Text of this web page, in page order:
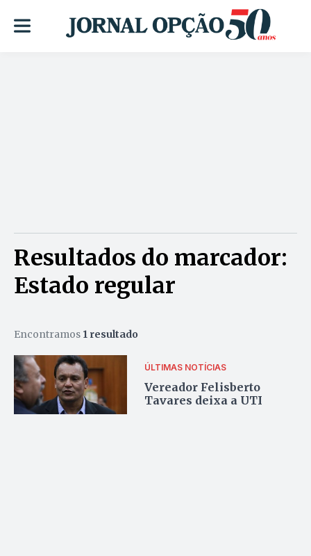
Resultados do marcador:
Estado regular
Encontramos 1 resultado
ÚLTIMAS NOTÍCIAS
Vereador Felisberto
Tavares deixa a UTI